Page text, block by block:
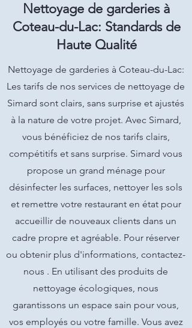
Nettoyage de garderies à
Coteau-du-Lac: Standards de
Haute Qualité
Nettoyage de garderies à Coteau-du-Lac:
Les tarifs de nos services de nettoyage de
Simard sont clairs, sans surprise et ajustés
à la nature de votre projet. Avec Simard,
vous bénéficiez de nos tarifs clairs,
compétitifs et sans surprise. Simard vous
propose un grand ménage pour
désinfecter les surfaces, nettoyer les sols
et remettre votre restaurant en état pour
accueillir de nouveaux clients dans un
cadre propre et agréable. Pour réserver
ou obtenir plus d'informations, contactez-
nous . En utilisant des produits de
nettoyage écologiques, nous
garantissons un espace sain pour vous,
vos employés ou votre famille. Vous avez